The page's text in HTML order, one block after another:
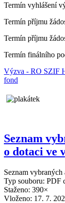
Termín vyhlášení
Termín příjmu
Termín příjmu
Termín finálního
Výzva - RO SZIF
fond
Seznam
o dotaci ve
Seznam
Typ souboru: PDF
Staženo: 390×
Vloženo: 17. 7.